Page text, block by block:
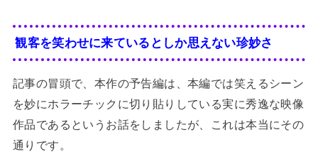
観客を笑わせに来ているとしか思えない珍妙さ
記事の冒頭で、本作の予告編は、本編では笑えるシーン
を妙にホラーチックに切り貼りしている実に秀逸な映像
作品であるというお話をしましたが、これは本当にその
通りです。